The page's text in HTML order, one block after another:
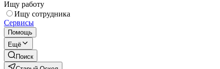
Ищу работу
Ищу сотрудника
Сервисы
Помощь
Ещё
Поиск